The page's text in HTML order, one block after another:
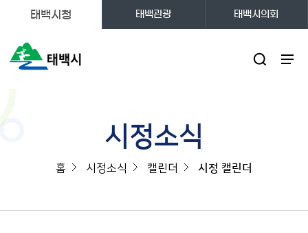
태백시청 태백관광 태백시의회
시정소식
홈 시정소식 캘린더 시정 캘린더